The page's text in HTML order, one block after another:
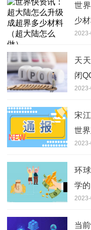
世
少
天
闭
宋
世
环
学
当